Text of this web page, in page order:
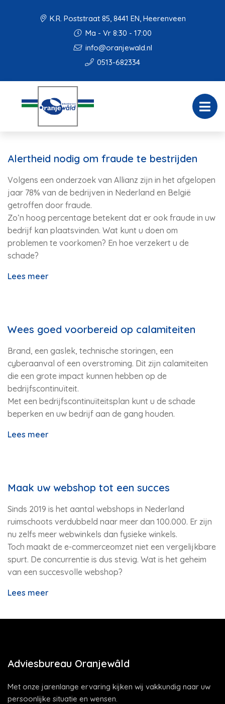
K.R. Poststraat 85, 8441 EN, Heerenveen
Ma - Vr 8:30 - 17:00
info@oranjewald.nl
0513-682334
Alertheid nodig om fraude te bestrijden
Volgens een onderzoek van Allianz zijn in het afgelopen
jaar 78% van de bedrijven in Nederland en België
getroffen door fraude.
Zo’n hoog percentage betekent dat er ook fraude in uw
bedrijf kan plaatsvinden. Wat kunt u doen om
problemen te voorkomen? En hoe verzekert u de
schade?
Lees meer
Wees goed voorbereid op calamiteiten
Brand, een gaslek, technische storingen, een
cyberaanval of een overstroming. Dit zijn calamiteiten
die een grote impact kunnen hebben op de
bedrijfscontinuïteit.
Met een bedrijfscontinuïteitsplan kunt u de schade
beperken en uw bedrijf aan de gang houden.
Lees meer
Maak uw webshop tot een succes
Sinds 2019 is het aantal webshops in Nederland
ruimschoots verdubbeld naar meer dan 100.000. Er zijn
nu zelfs meer webwinkels dan fysieke winkels.
Toch maakt de e-commerceomzet niet een vergelijkbare
spurt. De concurrentie is dus stevig. Wat is het geheim
van een succesvolle webshop?
Lees meer
Adviesbureau Oranjewâld
Met onze jarenlange ervaring kijken wij vakkundig naar uw
persoonlijke situatie en wensen.